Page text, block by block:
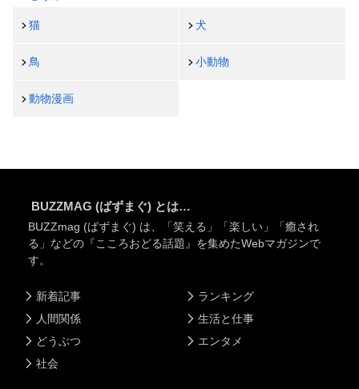
猫 犬
鳥 小動物
動物漫画
BUZZMAG (ばずまぐ) とは…
BUZZmag (ばずまぐ) は、「笑える」「楽しい」「癒され
る」などの『こころおどる話題』を集めたWebマガジンで
す。
新着記事
人間関係
どうぶつ
社会
ランキング
生活と仕事
エンタメ